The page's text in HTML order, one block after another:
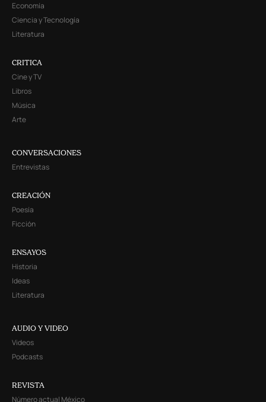
Economía
Ciencia y Tecnología
Literatura
CRITICA
Cine y TV
Libros
Música
Arte
CONVERSACIONES
Entrevistas
CREACIÓN
Poesía
Ficción
ENSAYOS
Historia
Ideas
Literatura
AUDIO Y VIDEO
Videos
Podcasts
REVISTA
Número actual México